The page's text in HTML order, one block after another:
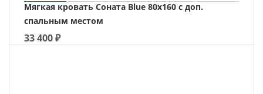
Мягкая кровать Соната Blue 80х160 с доп.
спальным местом
33 400₽